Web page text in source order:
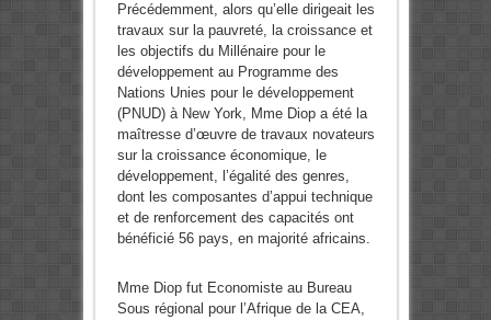
Précédemment, alors qu’elle dirigeait les
travaux sur la pauvreté, la croissance et
les objectifs du Millénaire pour le
développement au Programme des
Nations Unies pour le développement
(PNUD) à New York, Mme Diop a été la
maîtresse d’œuvre de travaux novateurs
sur la croissance économique, le
développement, l’égalité des genres,
dont les composantes d’appui technique
et de renforcement des capacités ont
bénéficié 56 pays, en majorité africains.
Mme Diop fut Economiste au Bureau
Sous régional pour l’Afrique de la CEA,